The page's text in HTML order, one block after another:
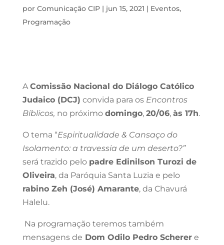
por Comunicação CIP| jun 15, 2021 | Eventos,
Programação
AComissão Nacional do Diálogo Católico
Judaico (DCJ) convida para os Encontros
Bíblicos, no próximo domingo, 20/06, às 17h.
O tema “Espiritualidade & Cansaço do
Isolamento: a travessia de um deserto?”
será trazido pelo padre Edinilson Turozi de
Oliveira, da Paróquia Santa Luzia e pelo
rabino Zeh (José) Amarante, da Chavurá
Halelu.
Na programação teremos também
mensagens de Dom Odilo Pedro Scherere